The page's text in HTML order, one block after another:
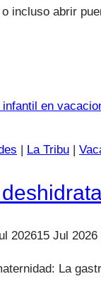
incluso abrir
La Tribu
202615 Jul 2026
La